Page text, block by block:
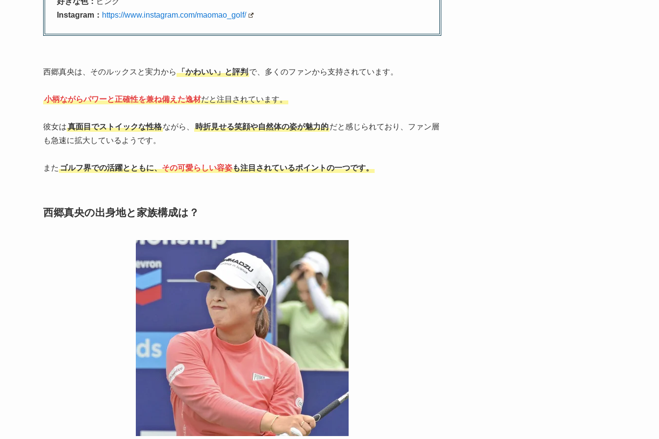
Instagram： https://www.instagram.com/maomao_golf/
西郷真央は、そのルックスと実力から 「かわいい」と評判で、多くのファンから支持されています。
小柄ながらパワーと正確性を兼ね備えた逸材だと注目されています。
彼女は真面目でストイックな性格ながら、 時折見せる笑顔や自然体の姿が魅力的だと感じられており、ファン層
も急速に拡大しているようです。
また ゴルフ界での活躍とともに、その可愛らしい容姿も注目されているポイントの一つです。
西郷真央の出身地と家族構成は？